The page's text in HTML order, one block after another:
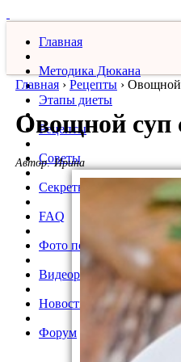
Главная
Методика Дюкана
Этапы диеты
Рецепты
Советы
Секреты
FAQ
Фото похудевших
Видеорецепты
Новости
Форум
Главная › Рецепты › Овощной
Овощной суп
Автор:Ирина